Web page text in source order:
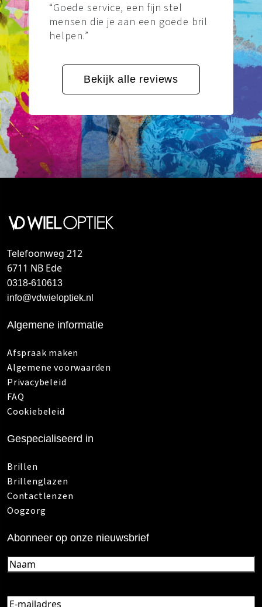
“Goede service, een fijn stel
mensen die je aan een goede bril
helpen.”
Bekijk alle reviews
Telefoonweg 212
6711 NB Ede
0318-610613
info@vdwieloptiek.nl
Algemene informatie
Afspraak maken
Algemene voorwaarden
Privacybeleid
FAQ
Cookiebeleid
Gespecialiseerd in
Brillen
Brillenglazen
Contactlenzen
Oogzorg
Abonneer op onze nieuwsbrief
Naam(Vereist)
E-